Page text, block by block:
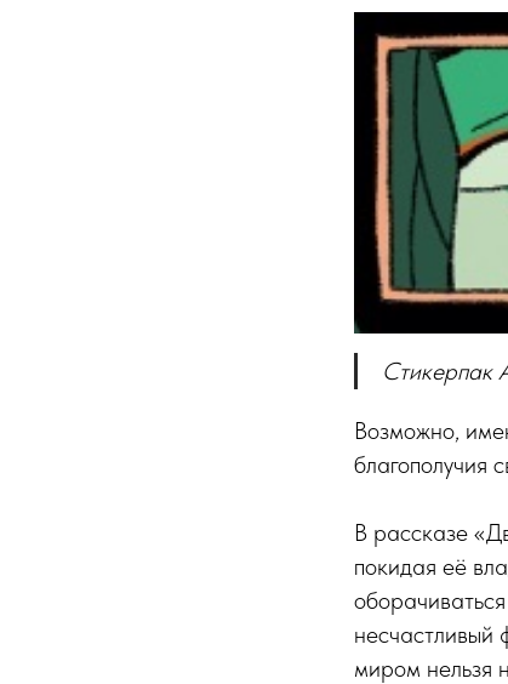
Стикерпак
Возможно,
благополучия
В рассказе
покидая её
несчастливый
миром нельзя